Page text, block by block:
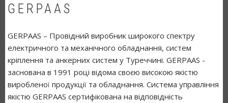
GERPAAS
GERPAAS – Провідний виробник широкого спектру
електричного та механічного обладнання, систем
кріплення та анкерних систем у Туреччині. GERPAAS -
заснована в 1991 році відома своєю високою якістю
виробленої продукції та обладнання. Система управління
якістю GERPAAS сертифікована на відповідність